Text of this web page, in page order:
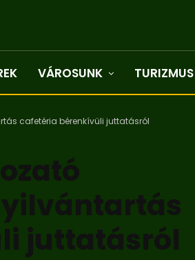
VÁROSUNK TURIZMUS
cafetéria bérenkívüli juttatásról
juttatásról